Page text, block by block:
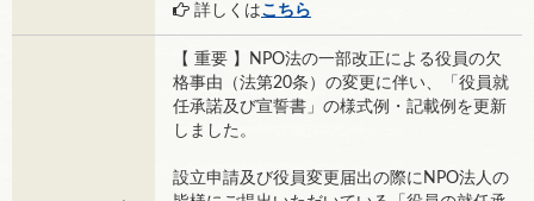
詳しくはこちら
【 重要 】NPO法の一部改正による役員の欠
格事由（法第20条）の変更に伴い、「役員就
任承諾及び宣誓書」の様式例・記載例を更新
しました。
設立申請及び役員変更届出の際にNPO法人の